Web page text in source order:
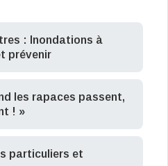
: Inondations à
prévenir
les rapaces passent,
! »
particuliers et